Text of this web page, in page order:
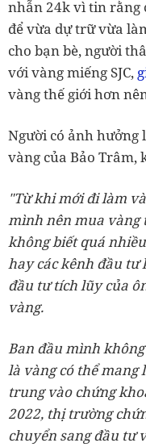
nhẫn 24k vì tin rằng
để vừa dự trữ vừa
cho bạn bè, người
với vàng miếng SJC,
vàng thế giới hơn
Người có ảnh hưởng
vàng của Bảo Trâm,
"Từ khi mới đi làm
mình nên mua vàng
không biết quá
hay các kênh đầu tư
đầu tư tích lũy của
vàng.
Ban đầu mình
là vàng có thể mang
trung vào chứng
2022, thị trường
chuyển sang đầu tư